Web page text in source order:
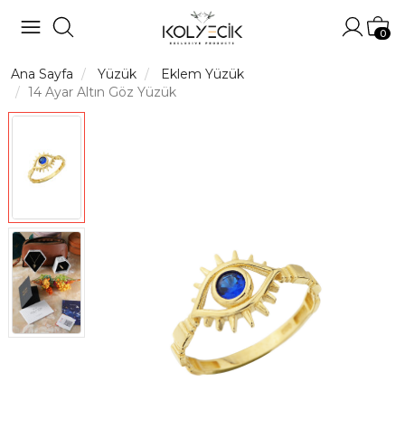
0
Ana Sayfa Yüzük
Eklem Yüzük
14 Ayar Altın Göz Yüzük